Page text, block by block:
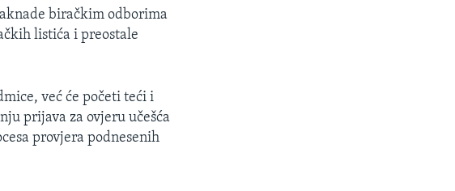
biračkim odborima
listića i preostale
već će početi teći i
prijava za ovjeru učešća
provjera podnesenih